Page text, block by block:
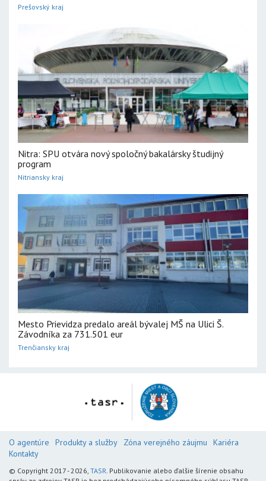
Prešovský kraj
Nitra: SPU otvára nový spoločný bakalársky študijný
program
Nitriansky kraj
Mesto Prievidza predalo areál bývalej MŠ na Ulici Š.
Závodníka za 731.501 eur
Trenčiansky kraj
O agentúre Produkty a služby Zóna verejného záujmu
Kariéra
Kontakty
© Copyright 2017 - 2026, TASR. Publikovanie alebo ďalšie šírenie obsahu